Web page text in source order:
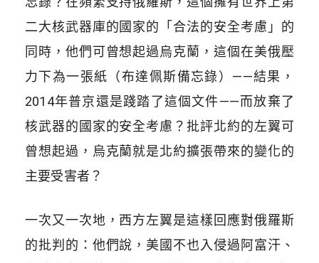
二大核武器庫的國家的「合法的安全考慮」的
同時，他們可曾想起過烏克蘭，這個在美俄壓
力下為一張紙（布達佩斯備忘錄）——結果，
2014年普京還是踐踏了這個文件——而放棄了
核武器的國家的安全考慮？批評北約的左翼可
曾想起過，烏克蘭就是北約擴張帶來的變化的
主要受害者？
一次又一次地，西方左翼是這樣回應對俄羅斯
的批判的：他們說，美國不也入侵過阿富汗、